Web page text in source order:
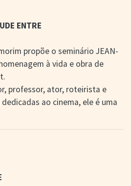
ENTRE
propõe o seminário JEAN-
à vida e obra de
professor, ator, roteirista e
ao cinema, ele é uma